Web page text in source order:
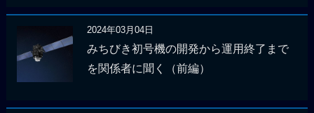
2024年03月04日
みちびき初号機の開発から運用終了まで
を関係者に聞く（前編）